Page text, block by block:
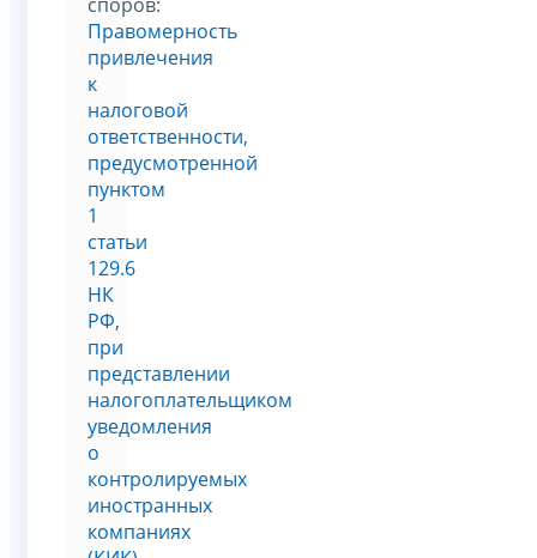
Правомерность
привлечения
к
налоговой
ответственности,
предусмотренной
пунктом
1
статьи
129.6
НК
РФ,
при
представлении
налогоплательщиком
уведомления
о
контролируемых
иностранных
компаниях